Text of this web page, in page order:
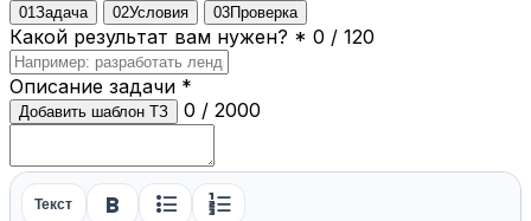
01 Задача 02Условия 03Проверка
Какой результат вам нужен? * 0 / 120
Описание задачи *
Добавить шаблон ТЗ 0 / 2000
Текст format_bold format_list_bulleted format_list_numbered